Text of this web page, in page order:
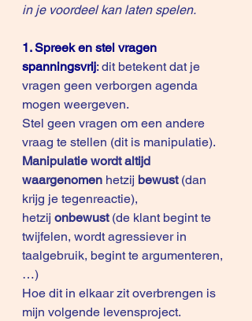
in je voordeel kan laten spelen.
1. Spreek en stel vragen
spanningsvrij: dit betekent dat je
vragen geen verborgen agenda
mogen weergeven.
Stel geen vragen om een andere
vraag te stellen (dit is manipulatie).
Manipulatie wordt altijd
waargenomen hetzij bewust (dan
krijg je tegenreactie),
hetzij onbewust (de klant begint te
twijfelen, wordt agressiever in
taalgebruik, begint te argumenteren,
…)
Hoe dit in elkaar zit overbrengen is
mijn volgende levensproject.